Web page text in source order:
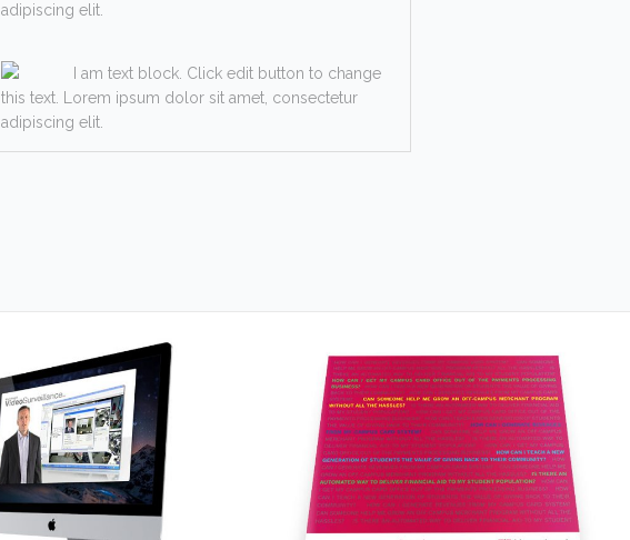
adipiscing elit.
I am text block. Click edit button to change
this text. Lorem ipsum dolor sit amet, consectetur
adipiscing elit.